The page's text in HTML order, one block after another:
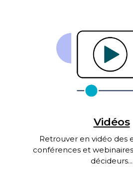
Vidéos
Retrouver en vidéo des
conférences et
décideurs...